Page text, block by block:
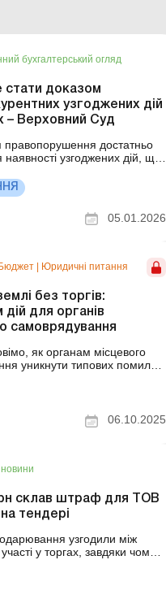
бухгалтерський огляд
доказом
узгоджених дій
– Верховний Суд
правопорушення достатньо
узгоджених дій, що
торгів, без
негативних
узгоджені дії учасників05.01.2026
Юридичні питання
без торгів:
дій для органів
самоврядування
як органам місцевого
уникнути типових помилок
7 жовтня 2025 року
самоврядування можуть
06.10.2025
новини
склав штраф для ТОВ
тендері
узгодили між
у торгах, завдяки чому
тендер: етапи процедури